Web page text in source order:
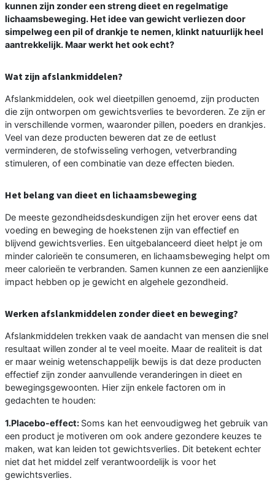
kunnen zijn zonder een streng dieet en regelmatige
lichaamsbeweging. Het idee van gewicht verliezen door
simpelweg een pil of drankje te nemen, klinkt natuurlijk heel
aantrekkelijk. Maar werkt het ook echt?
Wat zijn afslankmiddelen?
Afslankmiddelen, ook wel dieetpillen genoemd, zijn producten
die zijn ontworpen om gewichtsverlies te bevorderen. Ze zijn er
in verschillende vormen, waaronder pillen, poeders en drankjes.
Veel van deze producten beweren dat ze de eetlust
verminderen, de stofwisseling verhogen, vetverbranding
stimuleren, of een combinatie van deze effecten bieden.
Het belang van dieet en lichaamsbeweging
De meeste gezondheidsdeskundigen zijn het erover eens dat
voeding en beweging de hoekstenen zijn van effectief en
blijvend gewichtsverlies. Een uitgebalanceerd dieet helpt je om
minder calorieën te consumeren, en lichaamsbeweging helpt om
meer calorieën te verbranden. Samen kunnen ze een aanzienlijke
impact hebben op je gewicht en algehele gezondheid.
Werken afslankmiddelen zonder dieet en beweging?
Afslankmiddelen trekken vaak de aandacht van mensen die snel
resultaat willen zonder al te veel moeite. Maar de realiteit is dat
er maar weinig wetenschappelijk bewijs is dat deze producten
effectief zijn zonder aanvullende veranderingen in dieet en
bewegingsgewoonten. Hier zijn enkele factoren om in
gedachten te houden:
1.Placebo-effect: Soms kan het eenvoudigweg het gebruik van
een product je motiveren om ook andere gezondere keuzes te
maken, wat kan leiden tot gewichtsverlies. Dit betekent echter
niet dat het middel zelf verantwoordelijk is voor het
gewichtsverlies.